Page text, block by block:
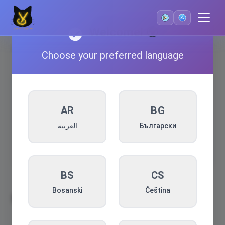
Welcome! 🌍
Choose your preferred language
AR
العربية
BG
Български
BS
Bosanski
CS
Čeština
Contul Meu
Cont
Căutare în setări